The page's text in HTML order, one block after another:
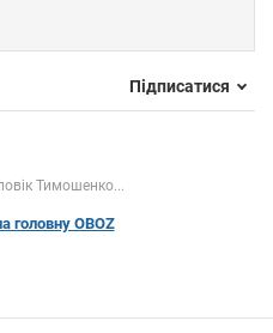
Підписатися
Тимошенко...
головну OBOZ